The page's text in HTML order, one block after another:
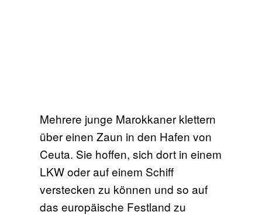
Mehrere junge Marokkaner klettern
über einen Zaun in den Hafen von
Ceuta. Sie hoffen, sich dort in einem
LKW oder auf einem Schiff
verstecken zu können und so auf
das europäische Festland zu